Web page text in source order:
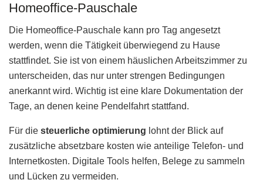
Homeoffice-Pauschale
Die Homeoffice-Pauschale kann pro Tag angesetzt
werden, wenn die Tätigkeit überwiegend zu Hause
stattfindet. Sie ist von einem häuslichen Arbeitszimmer zu
unterscheiden, das nur unter strengen Bedingungen
anerkannt wird. Wichtig ist eine klare Dokumentation der
Tage, an denen keine Pendelfahrt stattfand.
Für die steuerliche optimierung lohnt der Blick auf
zusätzliche absetzbare kosten wie anteilige Telefon- und
Internetkosten. Digitale Tools helfen, Belege zu sammeln
und Lücken zu vermeiden.